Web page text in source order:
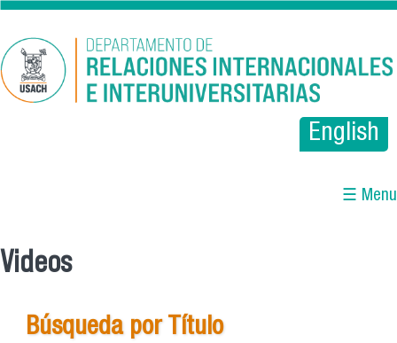
Pasar al contenido principal
English
☰ Menu
Videos
Búsqueda por Título